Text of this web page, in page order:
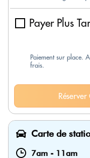
Payer Plus
Paiement sur place.
frais.
Carte de
7am - 11am